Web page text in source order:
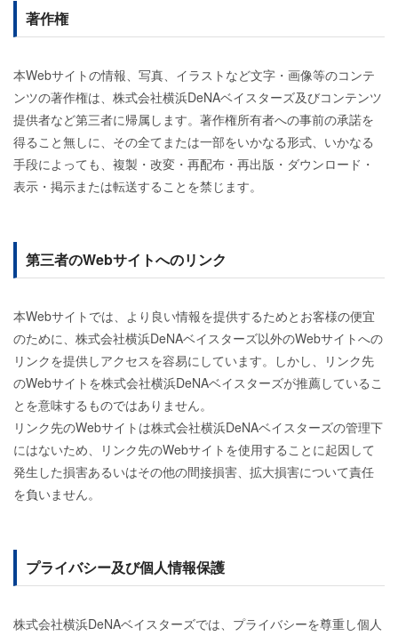
著作権
本Webサイトの情報、写真、イラストなど文字・画像等のコンテ
ンツの著作権は、株式会社横浜DeNAベイスターズ及びコンテンツ
提供者など第三者に帰属します。著作権所有者への事前の承諾を
得ること無しに、その全てまたは一部をいかなる形式、いかなる
手段によっても、複製・改変・再配布・再出版・ダウンロード・
表示・掲示または転送することを禁じます。
第三者のWebサイトへのリンク
本Webサイトでは、より良い情報を提供するためとお客様の便宜
のために、株式会社横浜DeNAベイスターズ以外のWebサイトへの
リンクを提供しアクセスを容易にしています。しかし、リンク先
のWebサイトを株式会社横浜DeNAベイスターズが推薦しているこ
とを意味するものではありません。
リンク先のWebサイトは株式会社横浜DeNAベイスターズの管理下
にはないため、リンク先のWebサイトを使用することに起因して
発生した損害あるいはその他の間接損害、拡大損害について責任
を負いません。
プライバシー及び個人情報保護
株式会社横浜DeNAベイスターズでは、プライバシーを尊重し個人